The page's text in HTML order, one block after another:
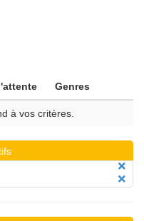
Genres
à vos critères.